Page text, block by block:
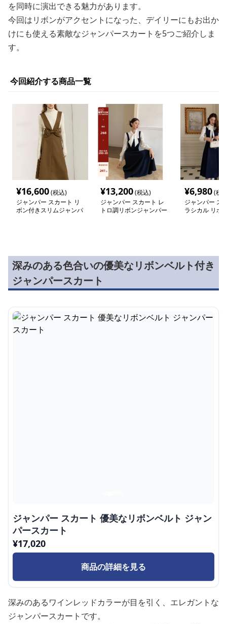
を同時に演出できる魅力があります。
今回はリボンがアクセントになった、デイリーにもお出か
けにも使える素敵なジャンパースカートを5つご紹介しま
す。
今回紹介する商品一覧
¥16,600(税込)
ジャンパー スカート リ
ボン付きスリムジャンパ
¥13,200(税込)
ジャンパー スカート レ
トロ調リボンジャンパー
¥6,980(税
ジャンパー ス
ラシカル リボ
深みのある色合いの優美なリボンベルト付き
ジャンパースカート
ジャンパー スカート 優美なリボンベルト ジャン
パースカート
¥17,020
商品の詳細を見る
深みのあるワインレッドカラーが目を引く、エレガントな
ジャンパースカートです。